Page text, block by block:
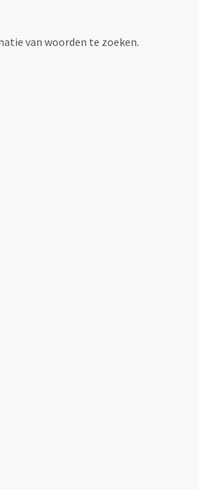
van woorden te zoeken.